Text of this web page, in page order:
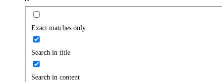
Exact matches only
Search in title
Search in content